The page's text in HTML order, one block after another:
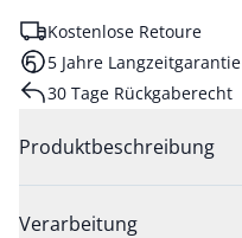
Kostenlose Retoure
5 Jahre Langzeitgarantie
30 Tage Rückgaberecht
Produktbeschreibung
Verarbeitung